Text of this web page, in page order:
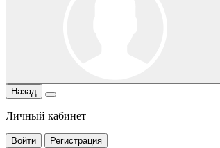
Назад
Личный кабинет
Войти Регистрация